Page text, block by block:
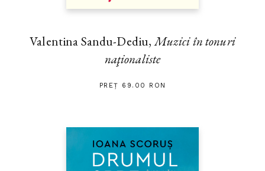
Valentina Sandu-Dediu,Muzici în tonuri
naţionaliste
PREȚ 69.00 RON